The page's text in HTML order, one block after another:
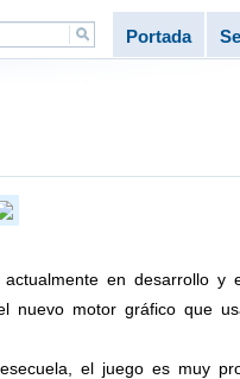
Portada
en desarrollo y
nuevo motor gráfico que
el juego es muy